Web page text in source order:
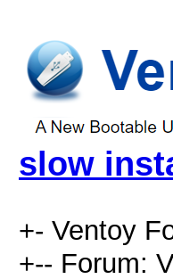
slow
+- Ventoy
+-- Forum: